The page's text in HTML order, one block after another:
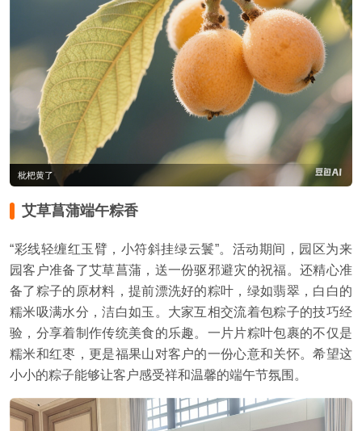
枇杷黄了
艾草菖蒲端午粽香
“彩线轻缠红玉臂，小符斜挂绿云鬟”。活动期间，园区为来
园客户准备了艾草菖蒲，送一份驱邪避灾的祝福。还精心准
备了粽子的原材料，提前漂洗好的粽叶，绿如翡翠，白白的
糯米吸满水分，洁白如玉。大家互相交流着包粽子的技巧经
验，分享着制作传统美食的乐趣。一片片粽叶包裹的不仅是
糯米和红枣，更是福果山对客户的一份心意和关怀。希望这
小小的粽子能够让客户感受祥和温馨的端午节氛围。